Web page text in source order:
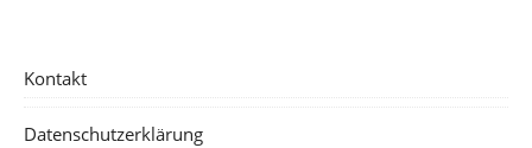
Kontakt
Datenschutzerklärung